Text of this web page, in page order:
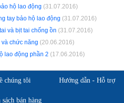
hộ lao động (31.07.2016)
tay bảo hộ lao động (31.07.2016)
và bịt tai chống ồn (31.07.2016)
chức năng (20.06.2016)
lao động phần 2 (17.06.2016)
chúng tôi Hướng dẫn - Hỗ trợ
sách bán hàng